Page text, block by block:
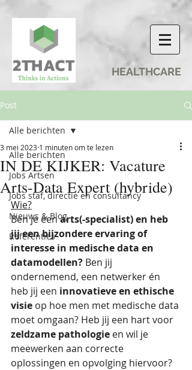
HEALTHCARE
Post
Alle berichten
Jobs Artsen
Jobs staf, directie en consultancy
Nieuws & Blog
Referenties
Alle berichten
IN DE KIJKER: Vacature
Arts-Data Expert (hybride)
3 mei 2023 1 minuten om te lezen
Wie?
Ben je een arts(-specialist) en heb
jij een bijzondere ervaring of
interesse in medische data en
datamodellen? Ben jij
ondernemend, een netwerker én
heb jij een innovatieve en ethische
visie op hoe men met medische data
moet omgaan? Heb jij een hart voor
zeldzame pathologie en wil je
meewerken aan correcte
oplossingen en opvolging hiervoor?